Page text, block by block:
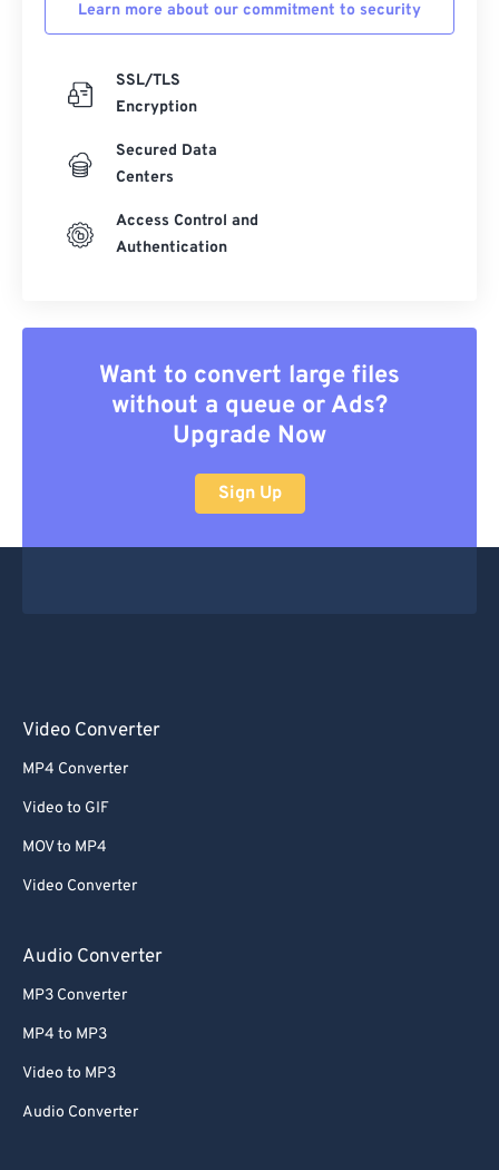
Learn more about our commitment to security
SSL/TLS
Encryption
Secured Data
Centers
Access Control and
Authentication
Want to convert large files
without a queue or Ads?
Upgrade Now
Sign Up
Video Converter
MP4 Converter
Video to GIF
MOV to MP4
Video Converter
Audio Converter
MP3 Converter
MP4 to MP3
Video to MP3
Audio Converter